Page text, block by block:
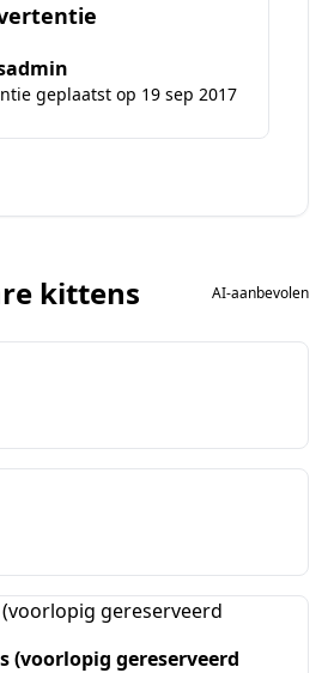
geplaatst op 19 sep 2017
kittens AI-aanbevolen
(voorlopig gereserveerd